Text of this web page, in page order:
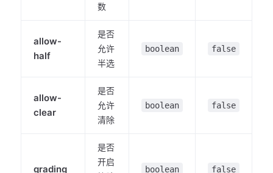
数
allow-
half
是否
允许
半选
boolean false
allow-
clear
是否
允许
清除
boolean false
grading
是否
开启
boolean false